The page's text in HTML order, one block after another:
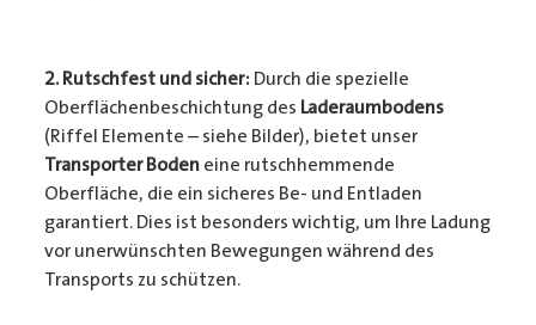
2. Rutschfest und sicher: Durch die spezielle
Oberflächenbeschichtung des Laderaumbodens
(Riffel Elemente – siehe Bilder), bietet unser
Transporter Bodeneine rutschhemmende
Oberfläche, die ein sicheres Be- und Entladen
garantiert. Dies ist besonders wichtig, um Ihre Ladung
vor unerwünschten Bewegungen während des
Transports zu schützen.